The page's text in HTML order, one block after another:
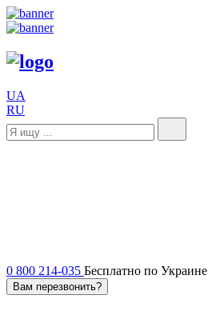
UA
RU
0 800 214-035 Бесплатно по Украине
Вам перезвонить?